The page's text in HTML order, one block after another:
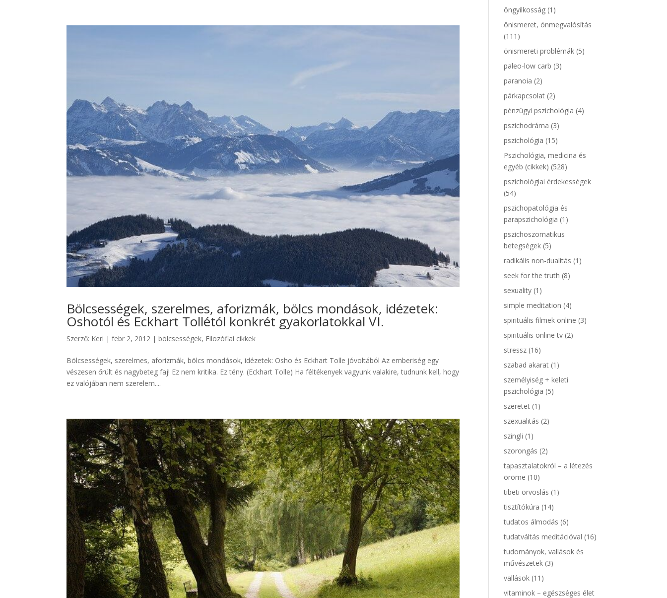
Bölcsességek, szerelmes, aforizmák, bölcs mondások, idézetek:
Oshotól és Eckhart Tollétól konkrét gyakorlatokkal VI.
Szerző: Keri |febr 2, 2012 |bölcsességek, Filozófiai cikkek
Bölcsességek, szerelmes, aforizmák, bölcs mondások, idézetek: Osho és Eckhart Tolle jóvoltából Az emberiség egy
vészesen őrült és nagybeteg faj! Ez nem kritika. Ez tény. (Eckhart Tolle) Ha féltékenyek vagyunk valakire, tudnunk kell, hogy
ez valójában nem szerelem....
öngyilkosság (1)
önismeret, önmegvalósítás
(111)
önismereti problémák (5)
paleo-low carb (3)
paranoia (2)
párkapcsolat (2)
pénzügyi pszichológia (4)
pszichodráma (3)
pszichológia (15)
Pszichológia, medicina és
egyéb (cikkek) (528)
pszichológiai érdekességek
(54)
pszichopatológia és
parapszichológia (1)
pszichoszomatikus
betegségek (5)
radikális non-dualitás (1)
seek for the truth (8)
sexuality (1)
simple meditation (4)
spirituális filmek online (3)
spirituális online tv (2)
stressz (16)
szabad akarat (1)
személyiség + keleti
pszichológia (5)
szeretet (1)
szexualitás (2)
szingli (1)
szorongás (2)
tapasztalatokról – a létezés
öröme (10)
tibeti orvoslás (1)
tisztítókúra (14)
tudatos álmodás (6)
tudatváltás meditációval (16)
tudományok, vallások és
művészetek (3)
vallások (11)
vitaminok – egészséges élet